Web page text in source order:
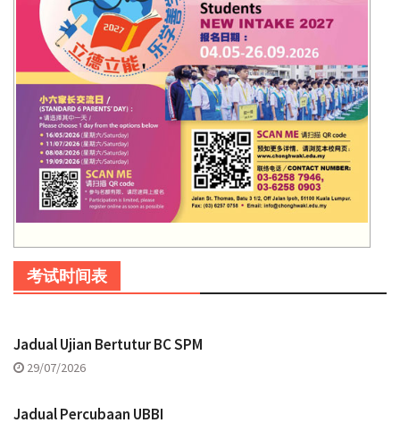
考试时间表
Jadual Ujian Bertutur BC SPM
29/07/2026
Jadual Percubaan UBBI